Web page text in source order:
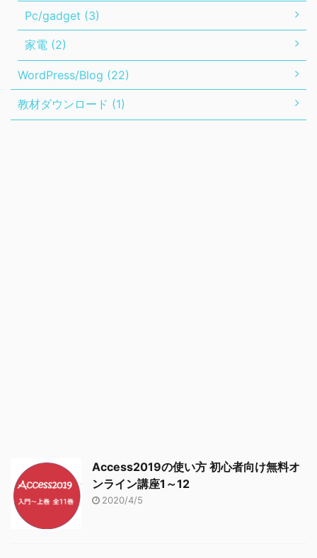
Pc/gadget (3)
家電 (2)
WordPress/Blog (22)
教材ダウンロード (1)
Access2019の使い方 初心者向け無料オ
ンライン講座1～12
2020/4/5